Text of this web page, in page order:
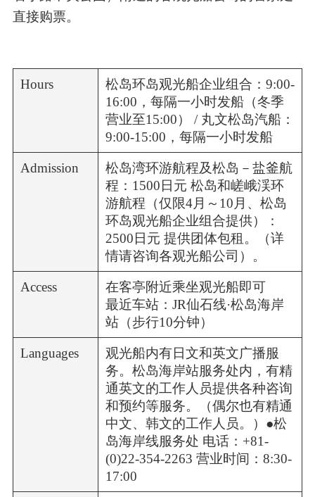
直接购票。
Hours
松岛环岛观光船企业组合：9:00-
16:00，每隔一小时发船（冬季
营业至15:00） / 丸文松岛汽船：
9:00-15:00，每隔一小时发船
Admission
松岛湾环游航程及松岛－盐釜航
程：1500日元 松岛和嵯峨渓环
游航程（仅限4月～10月、松岛
环岛观光船企业组合提供）：
2500日元 提供团体包租。（详
情请咨询各观光船公司）。
Access
在客亭附近乘坐观光船即可
最近车站：JR仙石线·松岛海岸
站（步行10分钟）
Languages
观光船内有日文和英文广播服
务。松岛海岸站服务处内，有精
通英文的工作人员提供各种咨询
和预约等服务。（偶尔也有精通
中文、韩文的工作人员。）●松
岛海岸线服务处 电话：+81-
(0)22-354-2263 营业时间：8:30-
17:00